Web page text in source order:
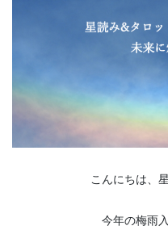
こんにちは、
今年の梅雨